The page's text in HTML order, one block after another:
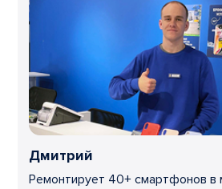
Дмитрий
Ремонтирует 40+ смартфонов в